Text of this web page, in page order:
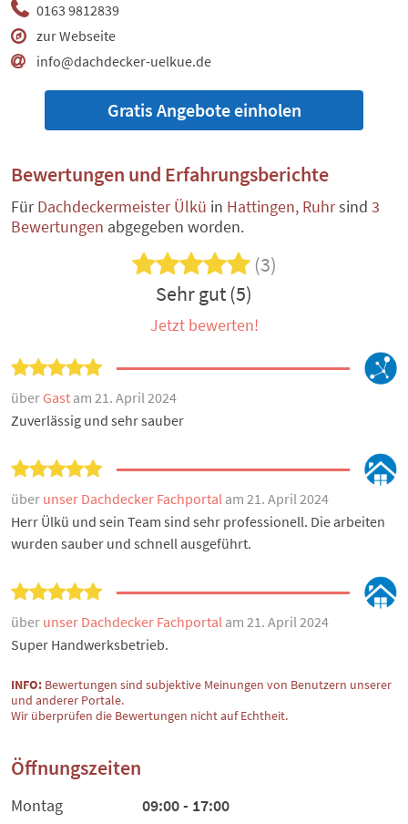
0163 9812839
zur Webseite
info@dachdecker-uelkue.de
Gratis Angebote einholen
Bewertungen und Erfahrungsberichte
FürDachdeckermeister Ülkü in Hattingen, Ruhrsind 3
Bewertungen abgegeben worden.
(3)
Sehr gut (5)
Jetzt bewerten!
über Gast am 21. April 2024
Zuverlässig und sehr sauber
über unser Dachdecker Fachportal am 21. April 2024
Herr Ülkü und sein Team sind sehr professionell. Die arbeiten
wurden sauber und schnell ausgeführt.
über unser Dachdecker Fachportal am 21. April 2024
Super Handwerksbetrieb.
INFO: Bewertungen sind subjektive Meinungen von Benutzern unserer
und anderer Portale.
Wir überprüfen die Bewertungen nicht auf Echtheit.
Öffnungszeiten
Montag
09:00 - 17:00